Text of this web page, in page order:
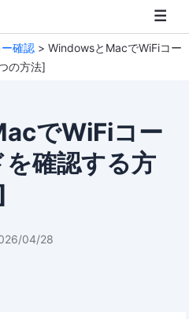
確認 > WindowsとMacでWiFiコー
の方法]
でWiFiコー
を確認する方
04/28